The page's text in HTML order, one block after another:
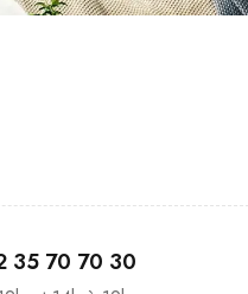
35 70 70 30